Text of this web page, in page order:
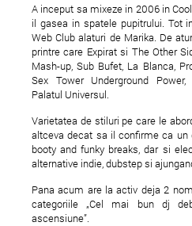
A inceput sa mixeze in 2006 in
il gasea in spatele pupitrului. Tot
Web Club alaturi de Marika. De
printre care Expirat si The Other
Mash-up, Sub Bufet, La Blanca,
Sex Tower Underground
Palatul Universul.
Varietatea de stiluri pe care le
altceva decat sa il confirme ca un
booty and funky breaks, dar si
alternative indie, dubstep si
Pana acum are la activ deja 2
categoriile „Cel mai bun dj
ascensiune”.